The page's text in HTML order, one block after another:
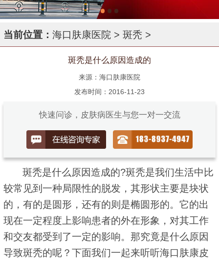
当前位置： 海口肤康医院 > 斑秃 >
斑秃是什么原因造成的
来源：海口肤康医院
发布时间：2016-11-23
快速问诊，皮肤病医生与您一对一交流
斑秃是什么原因造成的?斑秃是我们生活中比
较常见到一种局限性的脱发，其形状主要是块状
的，有的是圆形，还有的则是椭圆形的。它的出
现在一定程度上影响患者的外在形象，对其工作
和交友都受到了一定的影响。那究竟是什么原因
导致斑秃的呢？下面我们一起来听听海口肤康皮